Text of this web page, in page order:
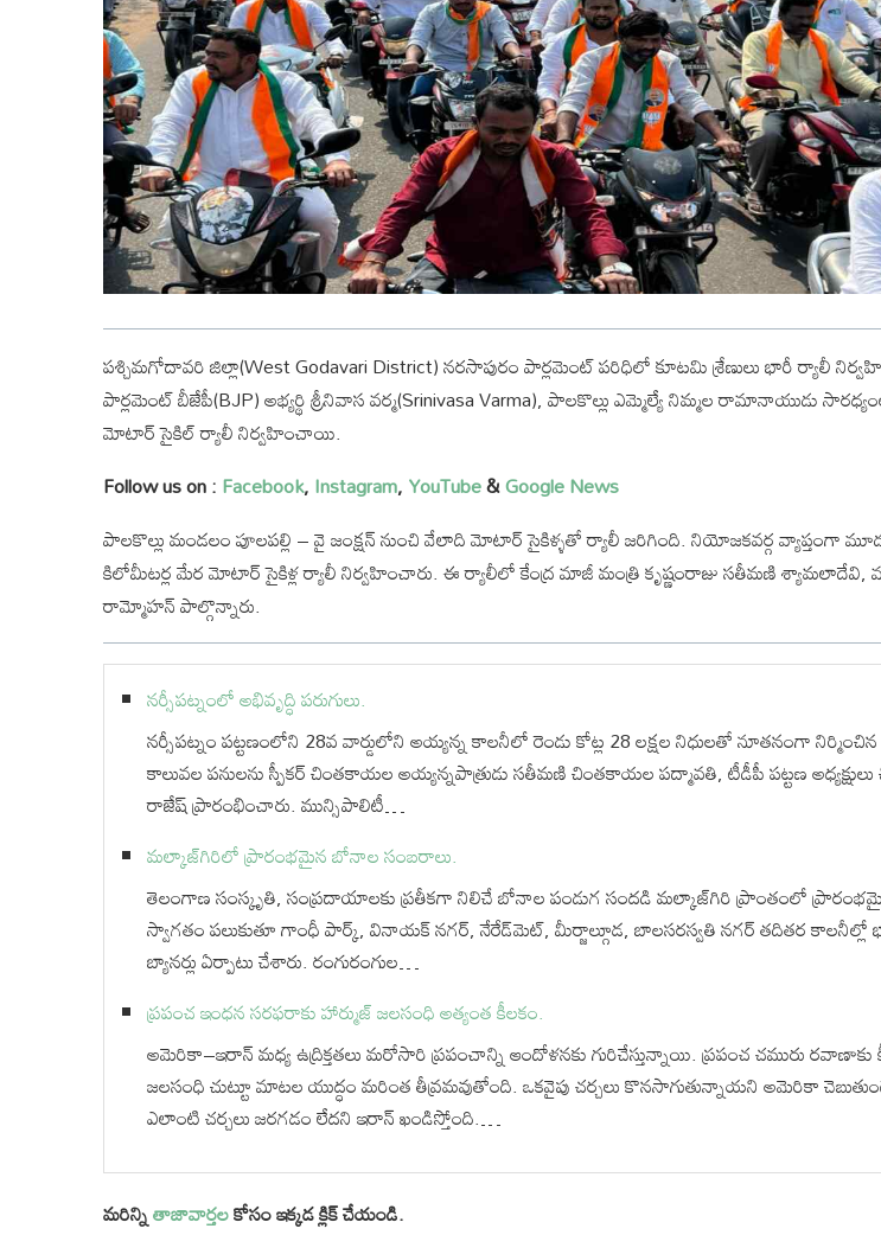
పశ్చిమగోదావరి జిల్లా(West Godavari District) నరసాపురం పార్లమెంట్ పరిధిలో కూటమి శ్రేణులు భారీ ర్యాలీ
పార్లమెంట్ బీజేపీ(BJP) అభ్యర్థి శ్రీనివాస వర్మ(Srinivasa Varma), పాలకొల్లు ఎమ్మెల్యే నిమ్మల రామానాయుడు
మోటార్ సైకిల్ ర్యాలీ నిర్వహించాయి.
Follow us on :Facebook,Instagram,YouTube&Google News
పాలకొల్లు మండలం పూలపల్లి – వై జంక్షన్ నుంచి వేలాది మోటార్ సైకిళ్ళతో ర్యాలీ జరిగింది. నియోజకవర్గ వ్యాప్తంగా
కిలోమీటర్ల మేర మోటార్ సైకిళ్ల ర్యాలీ నిర్వహించారు. ఈ ర్యాలీలో కేంద్ర మాజీ మంత్రి కృష్ణంరాజు సతీమణి శ్యామలాదేవి,
రామ్మోహన్ పాల్గొన్నారు.
నర్సీపట్నంలో అభివృద్ధి పరుగులు.
నర్సీపట్నం పట్టణంలోని 28వ వార్డులోని అయ్యన్న కాలనీలో రెండు కోట్ల 28 లక్షల నిధులతో నూతనంగా నిర్మించిన
కాలువల పనులను స్పీకర్ చింతకాయల అయ్యన్నపాత్రుడు సతీమణి చింతకాయల పద్మావతి, టీడీపీ పట్టణ
రాజేష్ ప్రారంభించారు. మున్సిపాలిటీ…
మల్కాజ్‌గిరిలో ప్రారంభమైన బోనాల సంబరాలు.
తెలంగాణ సంస్కృతి, సంప్రదాయాలకు ప్రతీకగా నిలిచే బోనాల పండుగ సందడి మల్కాజ్‌గిరి ప్రాంతంలో
స్వాగతం పలుకుతూ గాంధీ పార్క్, వినాయక్ నగర్, నేరేడ్‌మెట్, మీర్జాల్గూడ, బాలసరస్వతి నగర్ తదితర కాలనీల్లో
బ్యానర్లు ఏర్పాటు చేశారు. రంగురంగుల…
ప్రపంచ ఇంధన సరఫరాకు హార్ముజ్ జలసంధి అత్యంత కీలకం.
అమెరికా–ఇరాన్ మధ్య ఉద్రిక్తతలు మరోసారి ప్రపంచాన్ని ఆందోళనకు గురిచేస్తున్నాయి. ప్రపంచ చమురు
జలసంధి చుట్టూ మాటల యుద్ధం మరింత తీవ్రమవుతోంది. ఒకవైపు చర్చలు కొనసాగుతున్నాయని అమెరికా
ఎలాంటి చర్చలు జరగడం లేదని ఇరాన్ ఖండిస్తోంది.…
మరిన్నితాజావార్తలకోసం ఇక్కడ క్లిక్ చేయండి.